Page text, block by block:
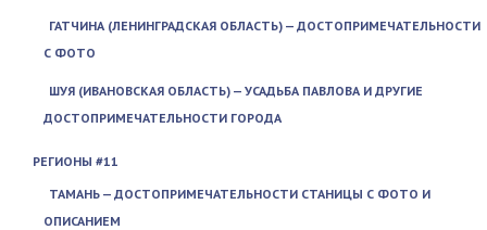
ГАТЧИНА (ЛЕНИНГРАДСКАЯ ОБЛАСТЬ) — ДОСТОПРИМЕЧАТЕЛЬНОСТИ
С ФОТО
ШУЯ (ИВАНОВСКАЯ ОБЛАСТЬ) — УСАДЬБА ПАВЛОВА И ДРУГИЕ
ДОСТОПРИМЕЧАТЕЛЬНОСТИ ГОРОДА
РЕГИОНЫ #11
ТАМАНЬ — ДОСТОПРИМЕЧАТЕЛЬНОСТИ СТАНИЦЫ С ФОТО И
ОПИСАНИЕМ